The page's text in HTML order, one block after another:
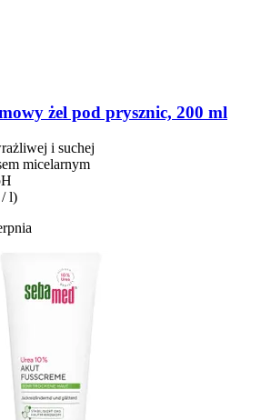
żel pod prysznic, 200 ml
i suchej
micelarnym
/ l)